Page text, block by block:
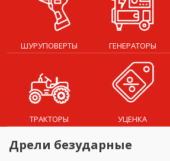
ШУРУПОВЕРТЫ ГЕНЕРАТОРЫ
ТРАКТОРЫ УЦЕНКА
Дрели безударные